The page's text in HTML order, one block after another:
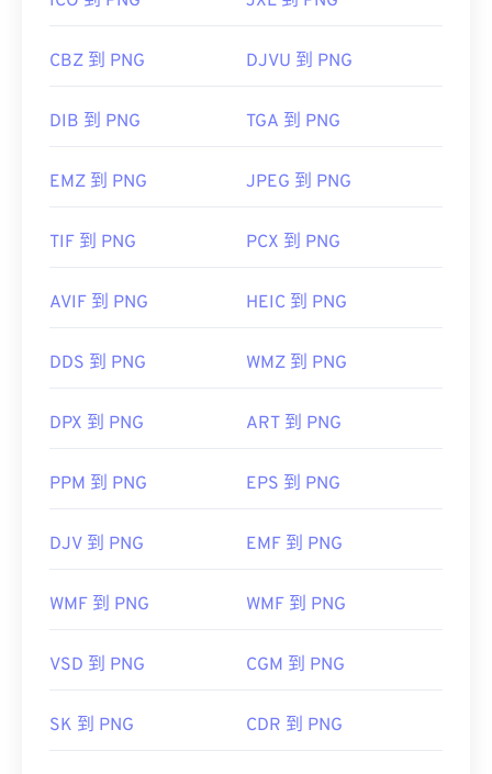
CBZ 到 PNG DJVU 到 PNG
DIB 到 PNG TGA 到 PNG
EMZ 到 PNG JPEG 到 PNG
TIF 到 PNG PCX 到 PNG
AVIF 到 PNG HEIC 到 PNG
DDS 到 PNG WMZ 到 PNG
DPX 到 PNG ART 到 PNG
PPM 到 PNG EPS 到 PNG
DJV 到 PNG EMF 到 PNG
WMF 到 PNG WMF 到 PNG
VSD 到 PNG CGM 到 PNG
SK 到 PNG CDR 到 PNG